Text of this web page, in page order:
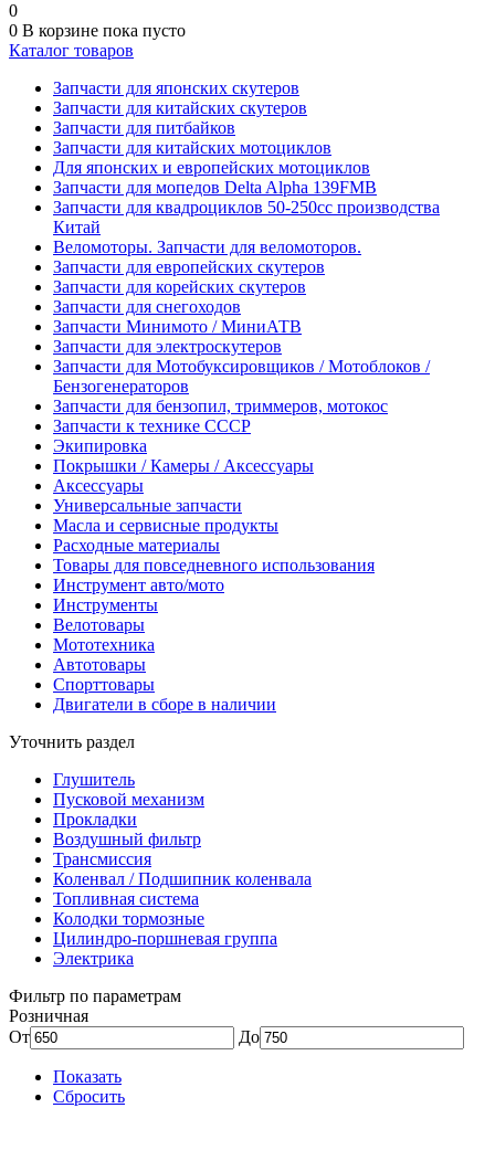
0
0 В корзине пока пусто
Каталог товаров
Запчасти для японских скутеров
Запчасти для китайских скутеров
Запчасти для питбайков
Запчасти для китайских мотоциклов
Для японских и европейских мотоциклов
Запчасти для мопедов Delta Alpha 139FMB
Запчасти для квадроциклов 50-250сс производства
Китай
Веломоторы. Запчасти для веломоторов.
Запчасти для европейских скутеров
Запчасти для корейских скутеров
Запчасти для снегоходов
Запчасти Минимото / МиниАТВ
Запчасти для электроскутеров
Запчасти для Мотобуксировщиков / Мотоблоков /
Бензогенераторов
Запчасти для бензопил, триммеров, мотокос
Запчасти к технике СССР
Экипировка
Покрышки / Камеры / Аксессуары
Аксессуары
Универсальные запчасти
Масла и сервисные продукты
Расходные материалы
Товары для повседневного использования
Инструмент авто/мото
Инструменты
Велотовары
Мототехника
Автотовары
Спорттовары
Двигатели в сборе в наличии
Уточнить раздел
Глушитель
Пусковой механизм
Прокладки
Воздушный фильтр
Трансмиссия
Коленвал / Подшипник коленвала
Топливная система
Колодки тормозные
Цилиндро-поршневая группа
Электрика
Фильтр по параметрам
Розничная
От
До
Показать
Сбросить